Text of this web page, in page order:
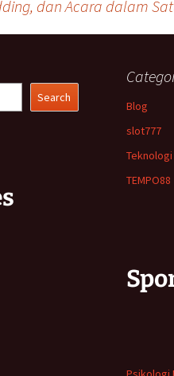
dan Acara dalam
Search
Blog
slot777
Teknologi
TEMPO88